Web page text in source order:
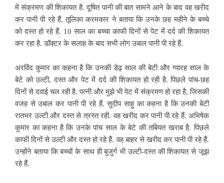
में संक्रमण की शिकायत है. दूषित पानी की बात सामने आने के बाद वह खरीद
कर पानी पी रहे हैं. तूलिका करमकार ने बताया कि उनके छह महीने के बच्चे
को दस्त हो रहे हैं. 10 साल का बच्चा काफी दिनों से पेट में दर्द की शिकायत
कर रहा है. डॉक्टर के सलाह के बाद सभी लोग उबाल पानी पी रहे हैं.
अरविंद कुमार का कहना है कि उनकी डेढ़ साल की बेटी और ग्यारह साल के
बेटे को उल्टी, दस्त और पेट में दर्द की शिकायत हो रही है. पिछले पांच-छह
दिनों से दवाई चल रही है. पत्नी और मुझे भी पेट में संक्रमण हो रहा है, जिसकी
वजह से उबाल कर पानी पी रहे हैं. सुदीप साहु का कहना है कि उनकी बेटी
रातभर उल्टी और दस्त से त्रस्त रही. वह खरीद कर पानी पी रहे हैं. अभिषेक
कुमार का कहना है कि उनके पांच साल के बेटे की तबियत खराब है. पिछले
काफी दिनों से उल्टी और दस्त हो रहे हैं. वह बाहर से खरीद कर पानी पी रहे हैं.
उन्होंने बताया कि बच्चों के साथ ही बुजुर्ग भी उल्टी-दस्त की शिकायत से जूझ
रहे हैं.